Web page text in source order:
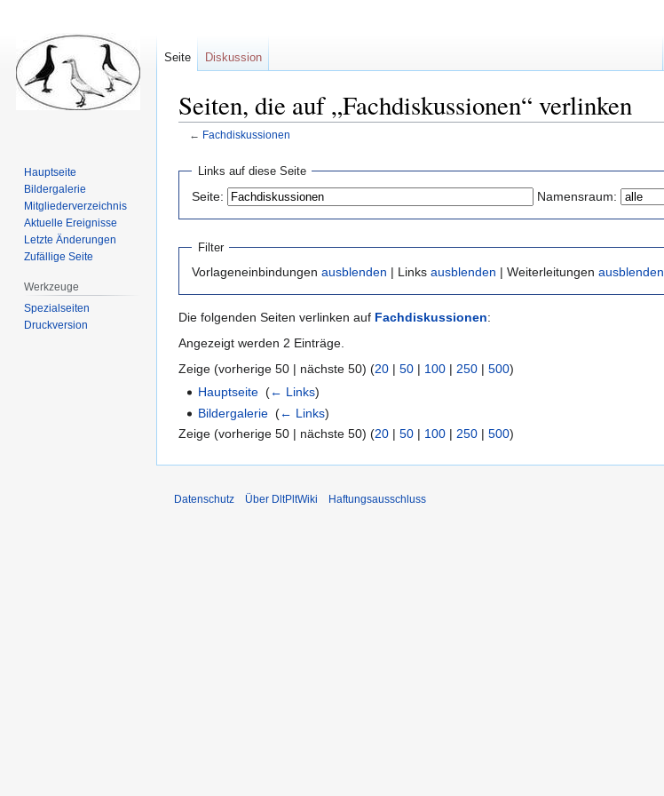
Seiten, die auf „Fachdiskussionen“ verlinken
← Fachdiskussionen
Navigation
springen
springen
Links auf diese Seite
Seite: Namensraum:
Filter
Vorlageneinbindungen ausblenden | Links ausblenden | Weiterleitungen ausblenden
Die folgenden Seiten verlinken auf Fachdiskussionen:
Angezeigt werden 2 Einträge.
Zeige (vorherige 50 | nächste 50) (20 | 50 | 100 | 250 | 500)
Hauptseite ‎(← Links)
Bildergalerie ‎(← Links)
Zeige (vorherige 50 | nächste 50) (20 | 50 | 100 | 250 | 500)
Seite Diskussion
Hauptseite
Bildergalerie
Mitgliederverzeichnis
Aktuelle Ereignisse
Letzte Änderungen
Zufällige Seite
Werkzeuge
Spezialseiten
Druckversion
Datenschutz Über DltPltWiki Haftungsausschluss